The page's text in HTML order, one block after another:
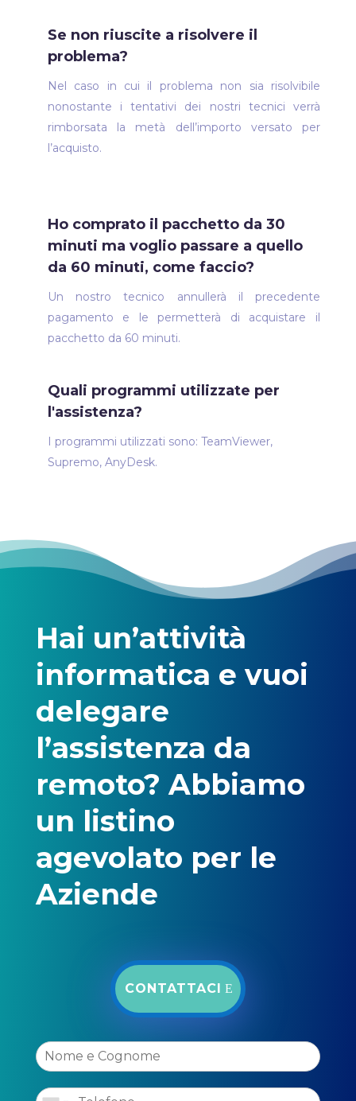
Se non riuscite a risolvere il
problema?
Nel caso in cui il problema non sia risolvibile
nonostante i tentativi dei nostri tecnici verrà
rimborsata la metà dell’importo versato per
l’acquisto.
Ho comprato il pacchetto da 30
minuti ma voglio passare a quello
da 60 minuti, come faccio?
Un nostro tecnico annullerà il precedente
pagamento e le permetterà di acquistare il
pacchetto da 60 minuti.
Quali programmi utilizzate per
l'assistenza?
I programmi utilizzati sono: TeamViewer,
Supremo, AnyDesk.
Hai un’attività
informatica e vuoi
delegare
l’assistenza da
remoto? Abbiamo
un listino
agevolato per le
Aziende
CONTATTACI